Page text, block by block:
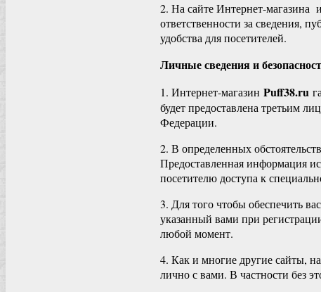
2. На сайте Интернет-магазина
ответственности за сведения,
удобства для посетителей.
Личные сведения и
1. Интернет-магазин Puff38.ru
будет предоставлена третьим
Федерации.
2. В определенных
Предоставленная информация
посетителю доступа к
3. Для того чтобы обеспечить
указанный вами при
любой момент.
4. Как и многие другие сайты,
лично с вами. В частности без